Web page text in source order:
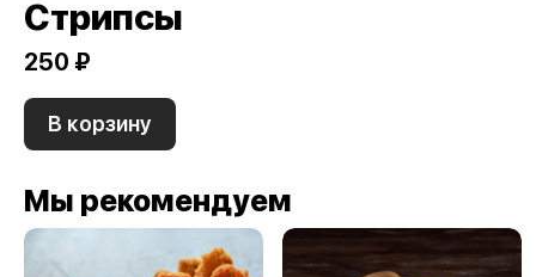
Стрипсы
250 ₽
В корзину
Мы рекомендуем